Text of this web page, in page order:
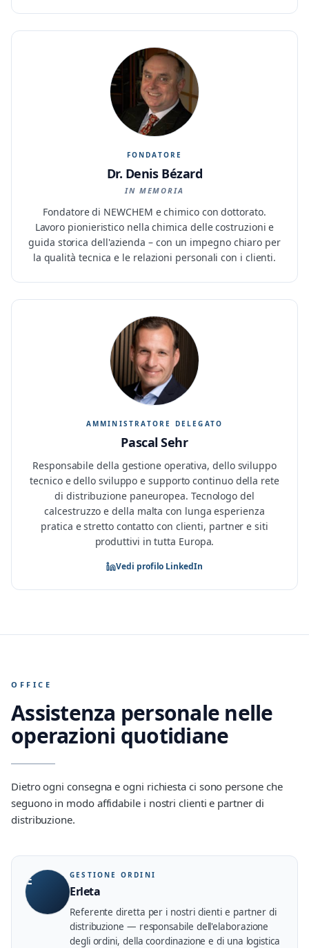
FONDATORE
Dr. Denis Bézard
IN MEMORIA
Fondatore di NEWCHEM e chimico con dottorato.
Lavoro pionieristico nella chimica delle costruzioni e
guida storica dell'azienda – con un impegno chiaro per
la qualità tecnica e le relazioni personali con i clienti.
AMMINISTRATORE DELEGATO
Pascal Sehr
Responsabile della gestione operativa, dello sviluppo
tecnico e dello sviluppo e supporto continuo della rete
di distribuzione paneuropea. Tecnologo del
calcestruzzo e della malta con lunga esperienza
pratica e stretto contatto con clienti, partner e siti
produttivi in tutta Europa.
Vedi profilo LinkedIn
OFFICE
Assistenza personale nelle
operazioni quotidiane
Dietro ogni consegna e ogni richiesta ci sono persone che
seguono in modo affidabile i nostri clienti e partner di
distribuzione.
E GESTIONE ORDINI
Erleta
Referente diretta per i nostri clienti e partner di
distribuzione — responsabile dell'elaborazione
degli ordini, della coordinazione e di una logistica